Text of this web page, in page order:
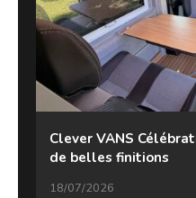
Clever VANS
de belles finitions
18/07/2026